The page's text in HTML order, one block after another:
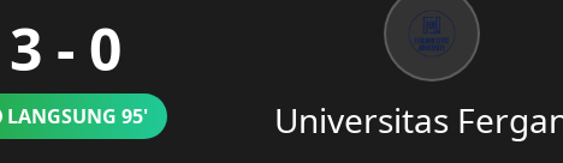
3 - 0
LANGSUNG 95' Universitas